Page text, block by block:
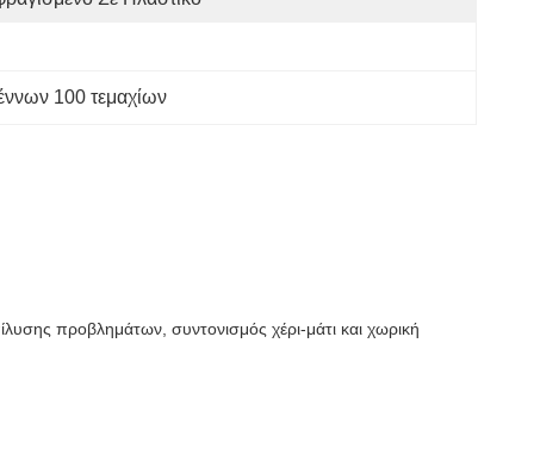
100 τεμαχίων
προβλημάτων, συντονισμός χέρι-μάτι και χωρική